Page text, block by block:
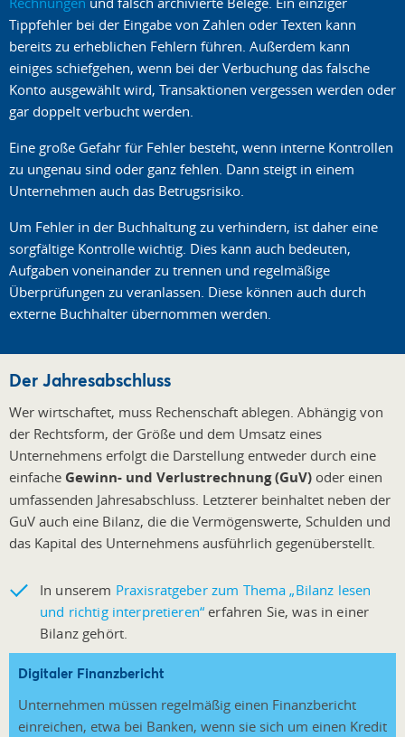
Tippfehler bei der Eingabe von Zahlen oder Texten kann
bereits zu erheblichen Fehlern führen. Außerdem kann
einiges schiefgehen, wenn bei der Verbuchung das falsche
Konto ausgewählt wird, Transaktionen vergessen werden oder
gar doppelt verbucht werden.
Eine große Gefahr für Fehler besteht, wenn interne Kontrollen
zu ungenau sind oder ganz fehlen. Dann steigt in einem
Unternehmen auch das Betrugsrisiko.
Um Fehler in der Buchhaltung zu verhindern, ist daher eine
sorgfältige Kontrolle wichtig. Dies kann auch bedeuten,
Aufgaben voneinander zu trennen und regelmäßige
Überprüfungen zu veranlassen. Diese können auch durch
externe Buchhalter übernommen werden.
Der Jahresabschluss
Wer wirtschaftet, muss Rechenschaft ablegen. Abhängig von
der Rechtsform, der Größe und dem Umsatz eines
Unternehmens erfolgt die Darstellung entweder durch eine
einfache Gewinn- und Verlustrechnung (GuV) oder einen
umfassenden Jahresabschluss. Letzterer beinhaltet neben der
GuV auch eine Bilanz, die die Vermögenswerte, Schulden und
das Kapital des Unternehmens ausführlich gegenüberstellt.
In unserem Praxisratgeber zum Thema „Bilanz lesen
und richtig interpretieren“ erfahren Sie, was in einer
Bilanz gehört.
Digitaler Finanzbericht
Unternehmen müssen regelmäßig einen Finanzbericht
einreichen, etwa bei Banken, wenn sie sich um einen Kredit